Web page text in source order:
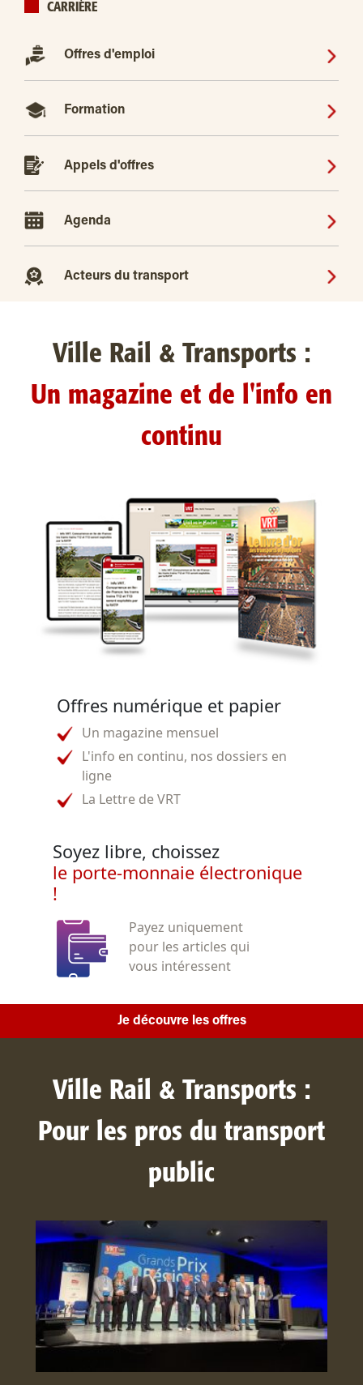
CARRIÈRE
Offres d'emploi
Formation
Appels d'offres
Agenda
Acteurs du transport
Ville Rail & Transports :
Un magazine et de l'info en
continu
Offres numérique et papier
Un magazine mensuel
L'info en continu, nos dossiers en
ligne
La Lettre de VRT
Soyez libre, choissez
le porte-monnaie électronique
!
Payez uniquement
pour les articles qui
vous intéressent
Je découvre les offres
Ville Rail & Transports :
Pour les pros du transport
public